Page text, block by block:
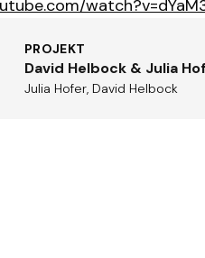
PROJEKT
David Helbock & Julia
Julia Hofer, David Helbock